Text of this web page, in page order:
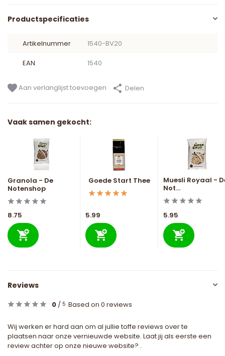
Productspecificaties
Artikelnummer 1540-BV20
EAN 1540
Aan verlanglijst toevoegen Delen
Vaak samen gekocht:
Granola - De
Notenshop
8.75
Goede Start Thee
5.99
Muesli Royaal -
Not...
5.95
Reviews
0 / 5 Based on 0 reviews
Wij werken er hard aan om al jullie toffe reviews over te
plaatsen naar onze vernieuwde website. Laat jij als eerste een
review achter op onze nieuwe website? .